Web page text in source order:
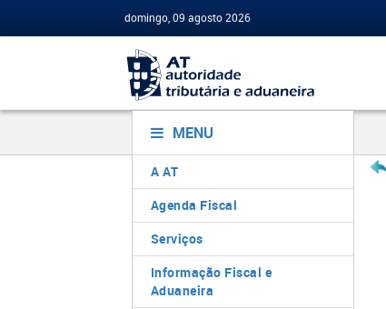
domingo, 09 agosto 2026
MENU
A AT
Agenda Fiscal
Serviços
Informação Fiscal e
Aduaneira